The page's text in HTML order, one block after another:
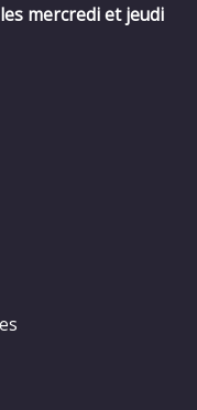
mercredi et jeudi